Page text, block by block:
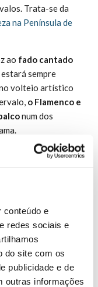
conteúdo e
redes sociais e
do site com os
publicidade e de
outras informações
Trata-se da
na Península de
ao fado cantado
sempre
volteio artístico
o Flamenco e
num dos
existe
na música e
organização do
19h, e terá a